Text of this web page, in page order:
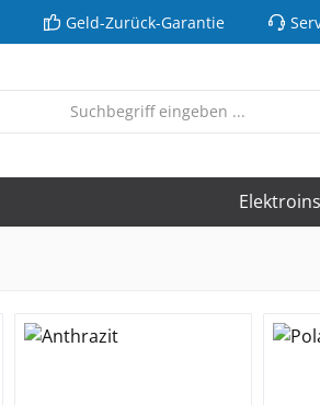
Geld-Zurück-Garantie